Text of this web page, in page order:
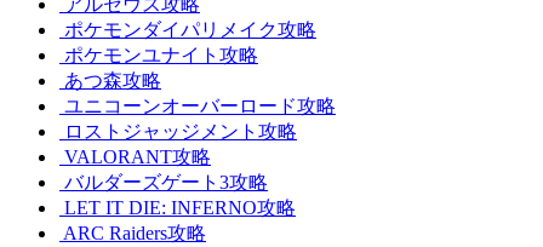
アルセウス攻略
ポケモンダイパリメイク攻略
ポケモンユナイト攻略
あつ森攻略
ユニコーンオーバーロード攻略
ロストジャッジメント攻略
VALORANT攻略
バルダーズゲート3攻略
LET IT DIE: INFERNO攻略
ARC Raiders攻略